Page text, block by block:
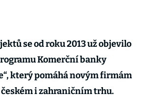
se od roku 2013 už objevilo
Komerční banky
který pomáhá novým firmám
i zahraničním trhu.